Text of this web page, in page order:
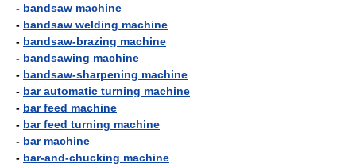
- bandsaw machine
- bandsaw welding machine
- bandsaw-brazing machine
- bandsawing machine
- bandsaw-sharpening machine
- bar automatic turning machine
- bar feed machine
- bar feed turning machine
- bar machine
- bar-and-chucking machine